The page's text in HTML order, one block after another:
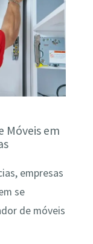
Móveis em
empresas
se
de móveis